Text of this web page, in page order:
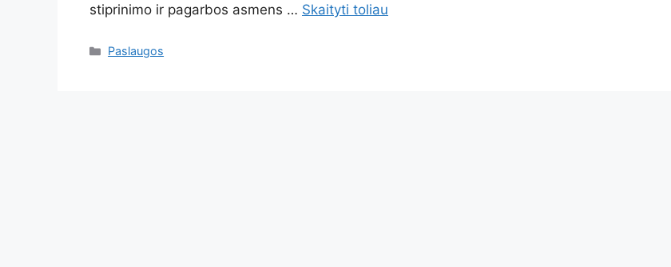
stiprinimo ir pagarbos asmens … Skaityti toliau
Kategorijos
Paslaugos